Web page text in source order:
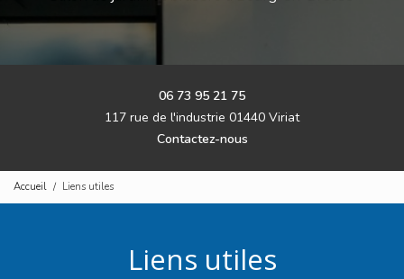
06 73 95 21 75
117 rue de l'industrie 01440 Viriat
Contactez-nous
Accueil Liens utiles
Liens utiles